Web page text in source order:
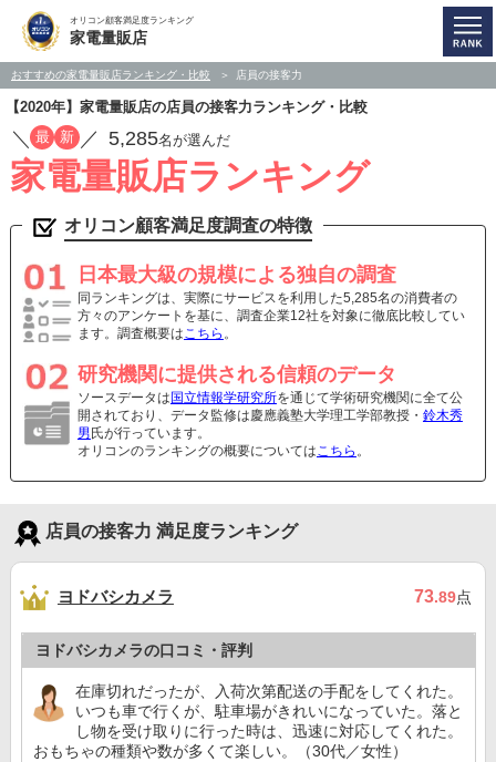
オリコン顧客満足度ランキング
家電量販店
おすすめの家電量販店ランキング・比較 店員の接客力
【2020年】家電量販店の店員の接客力ランキング・比較
／ 最 新 ／ 5,285名が選んだ
家電量販店ランキング
オリコン顧客満足度調査の特徴
日本最大級の規模による独自の調査
同ランキングは、実際にサービスを利用した5,285名の消費者の
方々のアンケートを基に、調査企業12社を対象に徹底比較してい
ます。調査概要はこちら 。
研究機関に提供される信頼のデータ
ソースデータは 国立情報学研究所を通じて学術研究機関に全て公
開されており、データ監修は慶應義塾大学理工学部教授・ 鈴木秀
男 氏が行っています。
オリコンのランキングの概要についてはこちら 。
店員の接客力 満足度ランキング
ヨドバシカメラ 73.89点
ヨドバシカメラの口コミ・評判
在庫切れだったが、入荷次第配送の手配をしてくれた。
いつも車で行くが、駐車場がきれいになっていた。落と
し物を受け取りに行った時は、迅速に対応してくれた。
おもちゃの種類や数が多くて楽しい。（30代／女性）